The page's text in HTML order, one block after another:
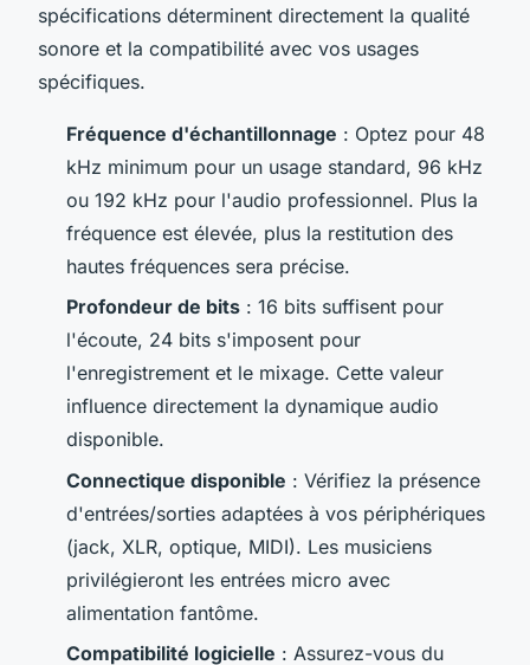
spécifications déterminent directement la qualité
sonore et la compatibilité avec vos usages
spécifiques.
Fréquence d'échantillonnage : Optez pour 48
kHz minimum pour un usage standard, 96 kHz
ou 192 kHz pour l'audio professionnel. Plus la
fréquence est élevée, plus la restitution des
hautes fréquences sera précise.
Profondeur de bits : 16 bits suffisent pour
l'écoute, 24 bits s'imposent pour
l'enregistrement et le mixage. Cette valeur
influence directement la dynamique audio
disponible.
Connectique disponible : Vérifiez la présence
d'entrées/sorties adaptées à vos périphériques
(jack, XLR, optique, MIDI). Les musiciens
privilégieront les entrées micro avec
alimentation fantôme.
Compatibilité logicielle : Assurez-vous du